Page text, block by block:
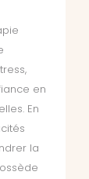
en
En
la